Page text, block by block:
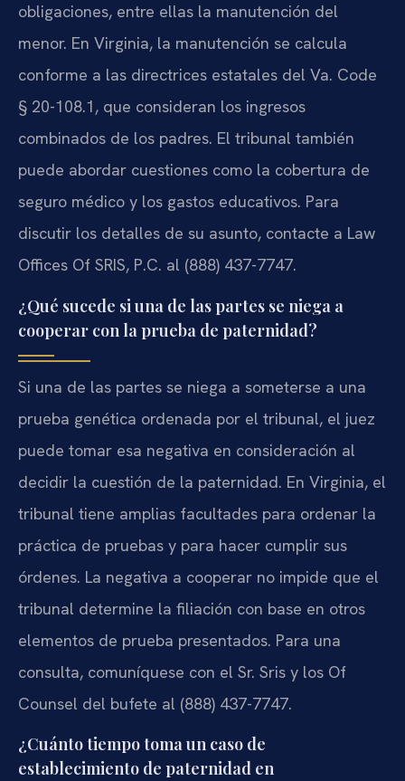
obligaciones, entre ellas la manutención del
menor. En Virginia, la manutención se calcula
conforme a las directrices estatales del Va. Code
§ 20-108.1, que consideran los ingresos
combinados de los padres. El tribunal también
puede abordar cuestiones como la cobertura de
seguro médico y los gastos educativos. Para
discutir los detalles de su asunto, contacte a Law
Offices Of SRIS, P.C. al (888) 437-7747.
¿Qué sucede si una de las partes se niega a
cooperar con la prueba de paternidad?
Si una de las partes se niega a someterse a una
prueba genética ordenada por el tribunal, el juez
puede tomar esa negativa en consideración al
decidir la cuestión de la paternidad. En Virginia, el
tribunal tiene amplias facultades para ordenar la
práctica de pruebas y para hacer cumplir sus
órdenes. La negativa a cooperar no impide que el
tribunal determine la filiación con base en otros
elementos de prueba presentados. Para una
consulta, comuníquese con el Sr. Sris y los Of
Counsel del bufete al (888) 437-7747.
¿Cuánto tiempo toma un caso de
establecimiento de paternidad en